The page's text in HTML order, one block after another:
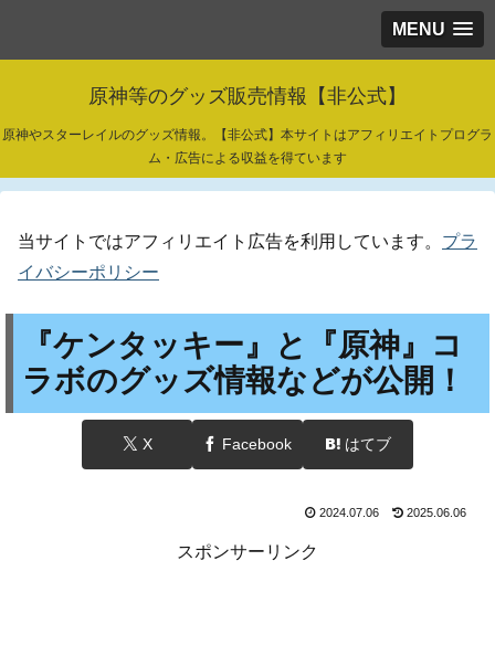
MENU
原神等のグッズ販売情報【非公式】
原神やスターレイルのグッズ情報。【非公式】本サイトはアフィリエイトプログラ
ム・広告による収益を得ています
当サイトではアフィリエイト広告を利用しています。 プラ
イバシーポリシー
『ケンタッキー』と『原神』コ
ラボのグッズ情報などが公開！
X Facebook はてブ
2024.07.06 2025.06.06
スポンサーリンク